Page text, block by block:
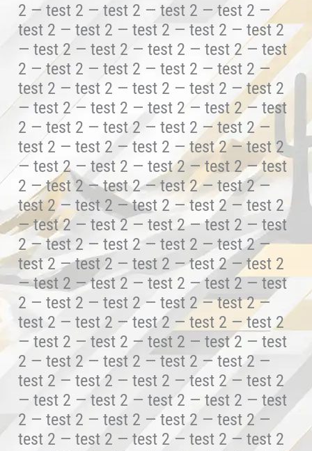
2 — test 2 — test 2 — test 2 — test 2 —
test 2 — test 2 — test 2 — test 2 — test 2
— test 2 — test 2 — test 2 — test 2 — test
2 — test 2 — test 2 — test 2 — test 2 —
test 2 — test 2 — test 2 — test 2 — test 2
— test 2 — test 2 — test 2 — test 2 — test
2 — test 2 — test 2 — test 2 — test 2 —
test 2 — test 2 — test 2 — test 2 — test 2
— test 2 — test 2 — test 2 — test 2 — test
2 — test 2 — test 2 — test 2 — test 2 —
test 2 — test 2 — test 2 — test 2 — test 2
— test 2 — test 2 — test 2 — test 2 — test
2 — test 2 — test 2 — test 2 — test 2 —
test 2 — test 2 — test 2 — test 2 — test 2
— test 2 — test 2 — test 2 — test 2 — test
2 — test 2 — test 2 — test 2 — test 2 —
test 2 — test 2 — test 2 — test 2 — test 2
— test 2 — test 2 — test 2 — test 2 — test
2 — test 2 — test 2 — test 2 — test 2 —
test 2 — test 2 — test 2 — test 2 — test 2
— test 2 — test 2 — test 2 — test 2 — test
2 — test 2 — test 2 — test 2 — test 2 —
test 2 — test 2 — test 2 — test 2 — test 2